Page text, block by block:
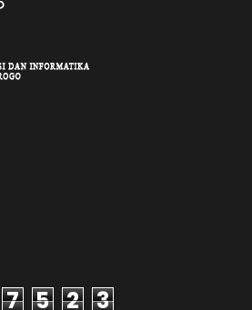
7 5 2 3